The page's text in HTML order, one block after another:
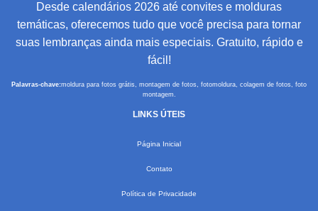
Desde calendários 2026 até convites e molduras
temáticas, oferecemos tudo que você precisa para tornar
suas lembranças ainda mais especiais. Gratuito, rápido e
fácil!
Palavras-chave:moldura para fotos grátis, montagem de fotos, fotomoldura, colagem de fotos, foto
montagem.
LINKS ÚTEIS
Página Inicial
Contato
Política de Privacidade